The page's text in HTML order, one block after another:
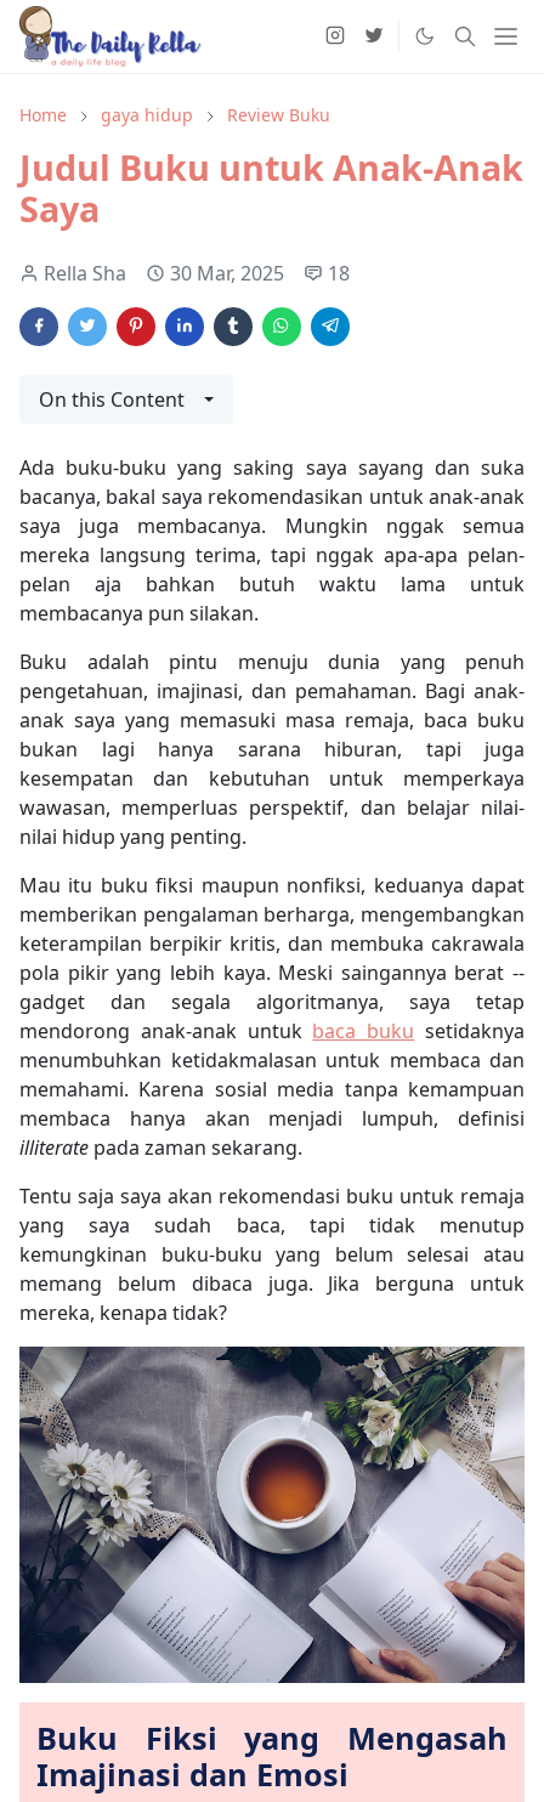
Home gaya hidup Review Buku
Judul Buku untuk Anak-Anak
Saya
Rella Sha 30 Mar, 2025 18
On this Content
Ada buku-buku yang saking saya sayang dan suka
bacanya, bakal saya rekomendasikan untuk anak-anak
saya juga membacanya. Mungkin nggak semua
mereka langsung terima, tapi nggak apa-apa pelan-
pelan aja bahkan butuh waktu lama untuk
membacanya pun silakan.
Buku adalah pintu menuju dunia yang penuh
pengetahuan, imajinasi, dan pemahaman. Bagi anak-
anak saya yang memasuki masa remaja, baca buku
bukan lagi hanya sarana hiburan, tapi juga
kesempatan dan kebutuhan untuk memperkaya
wawasan, memperluas perspektif, dan belajar nilai-
nilai hidup yang penting.
Mau itu buku fiksi maupun nonfiksi, keduanya dapat
memberikan pengalaman berharga, mengembangkan
keterampilan berpikir kritis, dan membuka cakrawala
pola pikir yang lebih kaya. Meski saingannya berat --
gadget dan segala algoritmanya, saya tetap
mendorong anak-anak untuk baca buku setidaknya
menumbuhkan ketidakmalasan untuk membaca dan
memahami. Karena sosial media tanpa kemampuan
membaca hanya akan menjadi lumpuh, definisi
illiterate pada zaman sekarang.
Tentu saja saya akan rekomendasi buku untuk remaja
yang saya sudah baca, tapi tidak menutup
kemungkinan buku-buku yang belum selesai atau
memang belum dibaca juga. Jika berguna untuk
mereka, kenapa tidak?
Buku Fiksi yang Mengasah
Imajinasi dan Emosi